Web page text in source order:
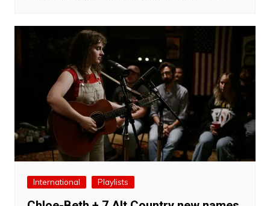
International Playlists